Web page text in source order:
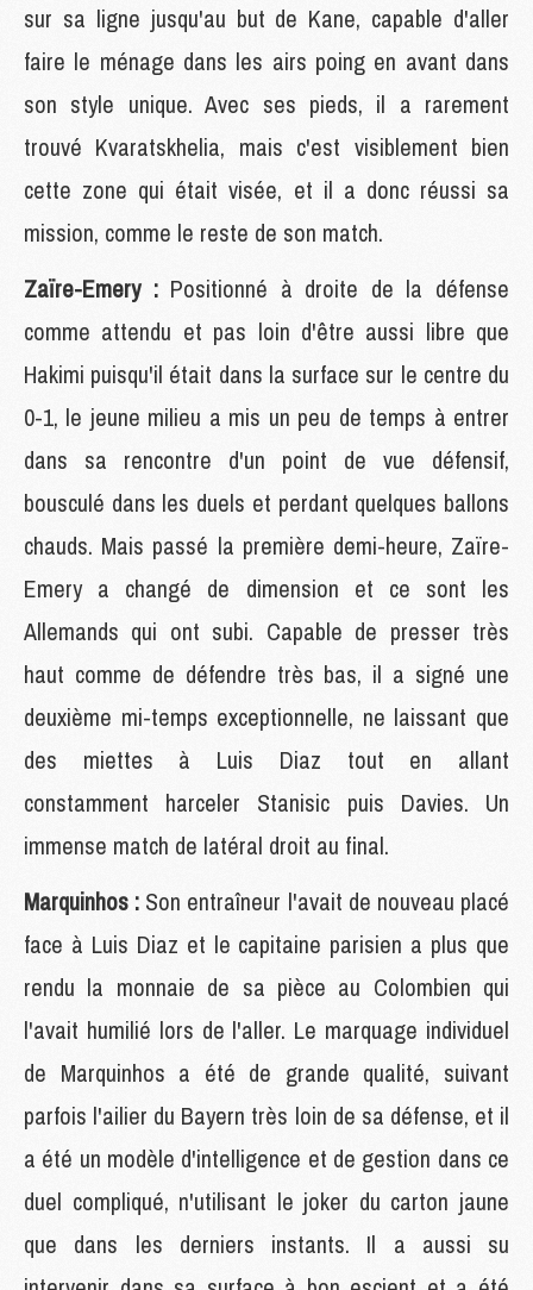
sur sa ligne jusqu'au but de Kane, capable d'aller
faire le ménage dans les airs poing en avant dans
son style unique. Avec ses pieds, il a rarement
trouvé Kvaratskhelia, mais c'est visiblement bien
cette zone qui était visée, et il a donc réussi sa
mission, comme le reste de son match.
Zaïre-Emery : Positionné à droite de la défense
comme attendu et pas loin d'être aussi libre que
Hakimi puisqu'il était dans la surface sur le centre du
0-1, le jeune milieu a mis un peu de temps à entrer
dans sa rencontre d'un point de vue défensif,
bousculé dans les duels et perdant quelques ballons
chauds. Mais passé la première demi-heure, Zaïre-
Emery a changé de dimension et ce sont les
Allemands qui ont subi. Capable de presser très
haut comme de défendre très bas, il a signé une
deuxième mi-temps exceptionnelle, ne laissant que
des miettes à Luis Diaz tout en allant
constamment harceler Stanisic puis Davies. Un
immense match de latéral droit au final.
Marquinhos : Son entraîneur l'avait de nouveau placé
face à Luis Diaz et le capitaine parisien a plus que
rendu la monnaie de sa pièce au Colombien qui
l'avait humilié lors de l'aller. Le marquage individuel
de Marquinhos a été de grande qualité, suivant
parfois l'ailier du Bayern très loin de sa défense, et il
a été un modèle d'intelligence et de gestion dans ce
duel compliqué, n'utilisant le joker du carton jaune
que dans les derniers instants. Il a aussi su